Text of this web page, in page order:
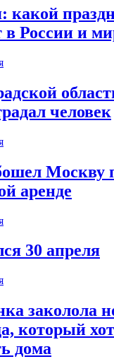
какой
в России и
человек
Москву
аренде
30 апреля
заколола
который
дома